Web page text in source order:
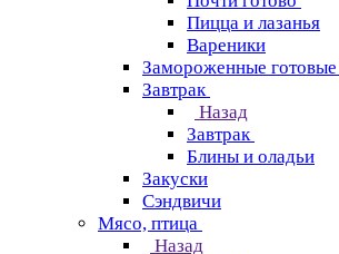
Пицца и лазанья
Вареники
Замороженные
Завтрак
Назад
Завтрак
Блины и оладьи
Закуски
Сэндвичи
Мясо, птица
Назад